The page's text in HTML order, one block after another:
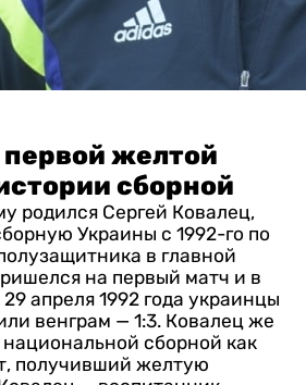
первой желтой
сборной
родился Сергей Ковалец,
Украины с 1992-го по
в главной
на первый матч и в
апреля 1992 года украинцы
венграм — 1:3. Ковалец же
сборной как
получивший желтую